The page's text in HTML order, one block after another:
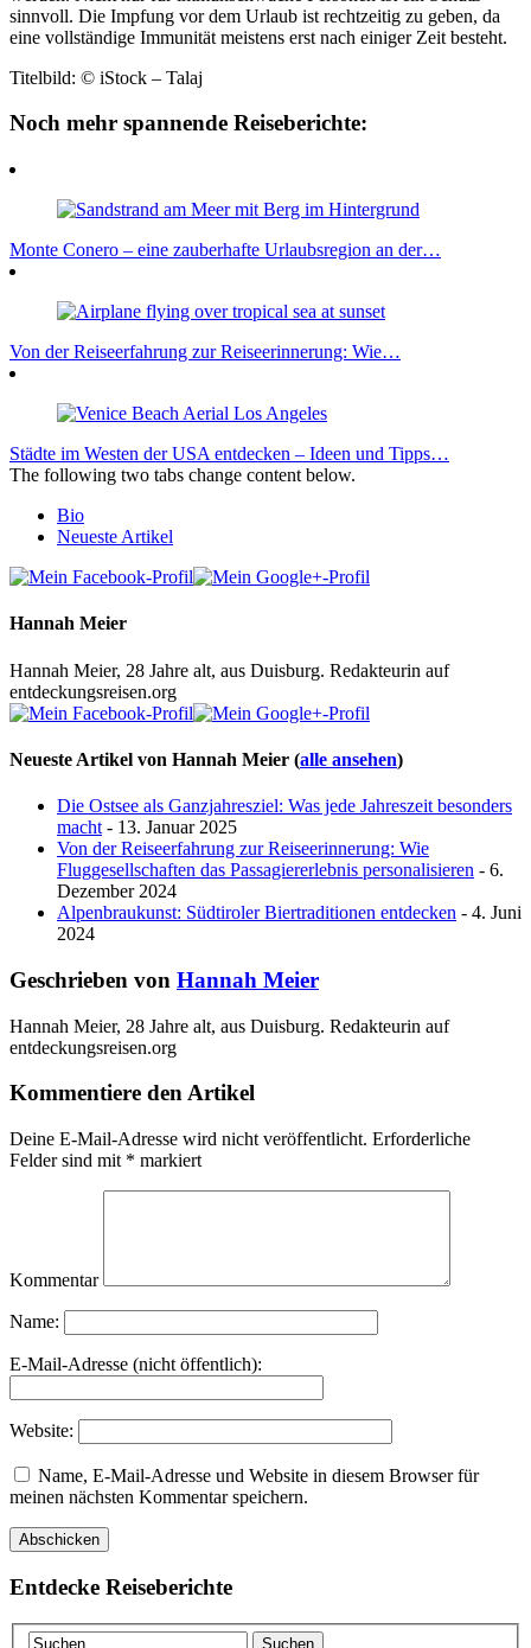
sinnvoll. Die Impfung vor dem Urlaub ist rechtzeitig zu geben, da
eine vollständige Immunität meistens erst nach einiger Zeit besteht.
Titelbild: © iStock – Talaj
Noch mehr spannende Reiseberichte:
Monte Conero – eine zauberhafte Urlaubsregion an der…
Von der Reiseerfahrung zur Reiseerinnerung: Wie…
Städte im Westen der USA entdecken – Ideen und Tipps…
The following two tabs change content below.
Bio
Neueste Artikel
Hannah Meier
Hannah Meier, 28 Jahre alt, aus Duisburg. Redakteurin auf
entdeckungsreisen.org
Neueste Artikel von Hannah Meier (alle ansehen)
Die Ostsee als Ganzjahresziel: Was jede Jahreszeit besonders
macht - 13. Januar 2025
Von der Reiseerfahrung zur Reiseerinnerung: Wie
Fluggesellschaften das Passagiererlebnis personalisieren - 6.
Dezember 2024
Alpenbraukunst: Südtiroler Biertraditionen entdecken - 4. Juni
2024
Geschrieben von Hannah Meier
Hannah Meier, 28 Jahre alt, aus Duisburg. Redakteurin auf
entdeckungsreisen.org
Kommentiere den Artikel
Deine E-Mail-Adresse wird nicht veröffentlicht. Erforderliche
Felder sind mit * markiert
Kommentar
Name:
E-Mail-Adresse (nicht öffentlich):
Website:
Name, E-Mail-Adresse und Website in diesem Browser für
meinen nächsten Kommentar speichern.
Entdecke Reiseberichte